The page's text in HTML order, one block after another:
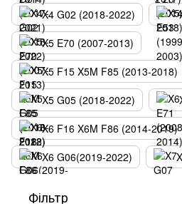
X4 G02 (2018-2022)
X5 E70 (2007-2013)
X5 F15 X5M F85 (2013-2018)
X5 G05 (2018-2022)
X6 F16 X6M F86 (2014-2019)
X6 G06(2019-2022)
Фільтр